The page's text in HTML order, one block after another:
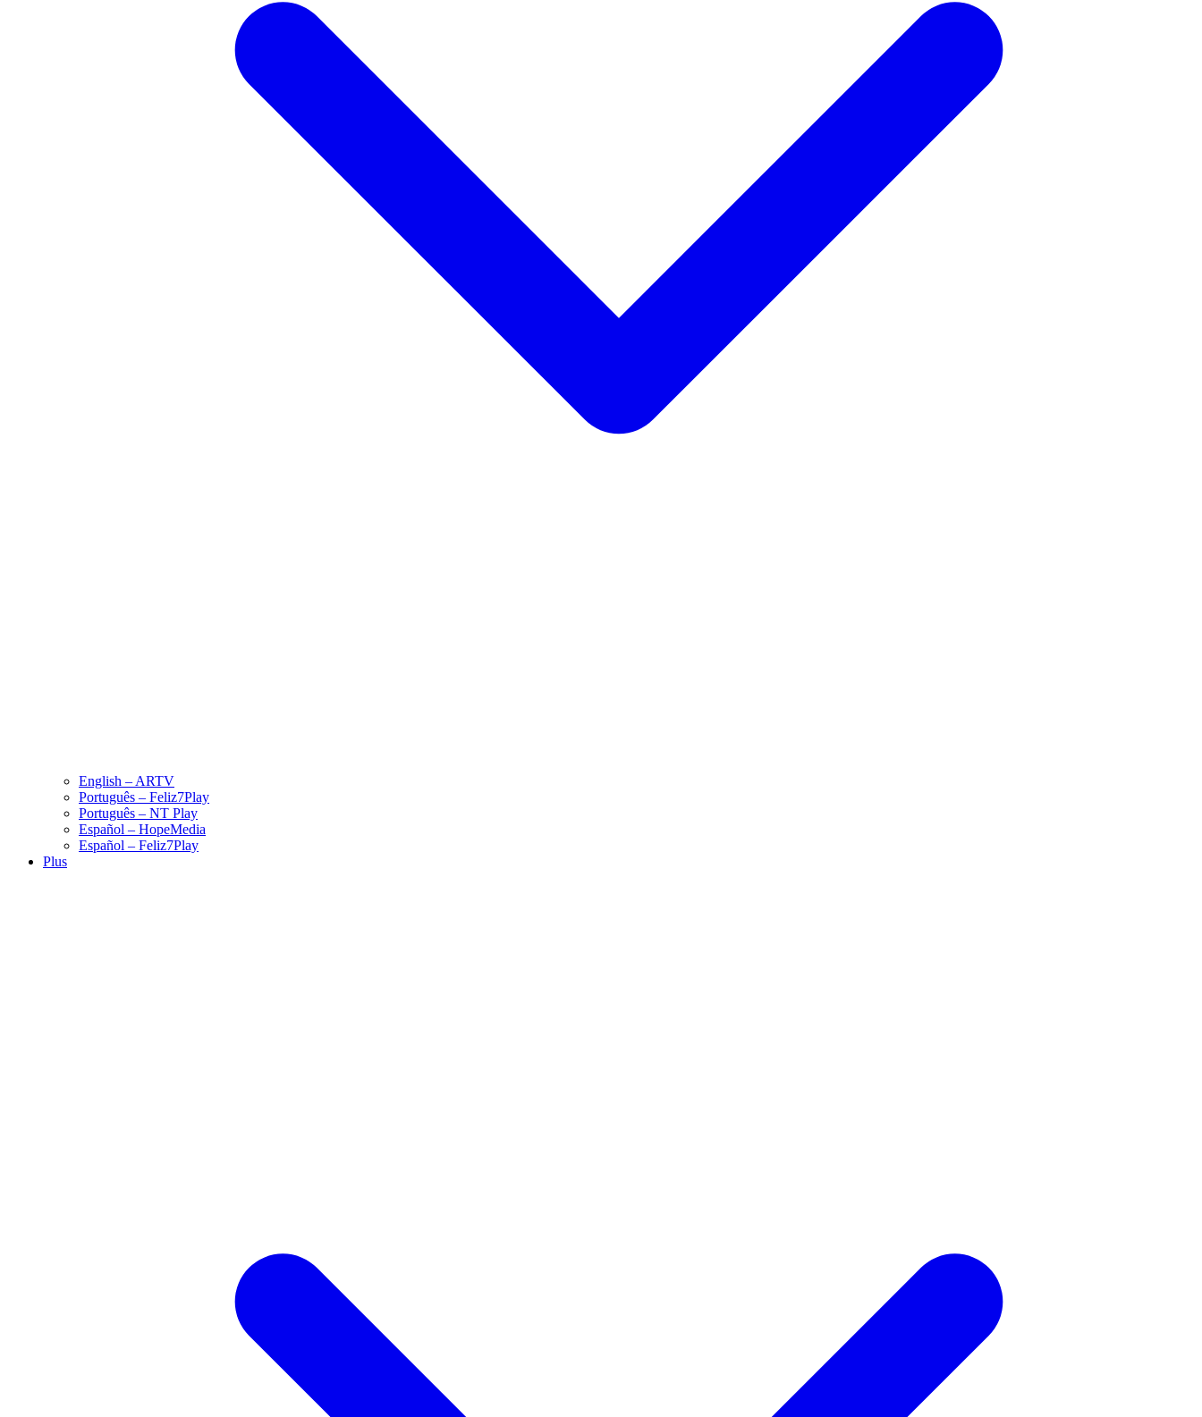
English – ARTV
Português – Feliz7Play
Português – NT Play
Español – HopeMedia
Español – Feliz7Play
Plus